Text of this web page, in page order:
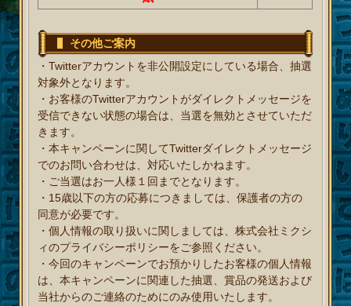
その他ご案内
・Twitterアカウントを非公開設定にしている場合、抽選
対象外となります。
・お客様のTwitterアカウントがダイレクトメッセージを
受信できない状態の場合は、当選を無効とさせていただ
きます。
・本キャンペーンに関してTwitterダイレクトメッセージ
でのお問い合わせは、対応いたしかねます。
・ご当選はお一人様１回までとなります。
・15歳以下の方の応募につきましては、保護者の方の
同意が必要です。
・個人情報の取り扱いに関しましては、株式会社ミクシ
ィのプライバシーポリシーをご参照ください。
・今回のキャンペーンでお預かりしたお客様の個人情報
は、本キャンペーンに関連した抽選、賞品の発送および
当社からのご連絡のためにのみ使用いたします。